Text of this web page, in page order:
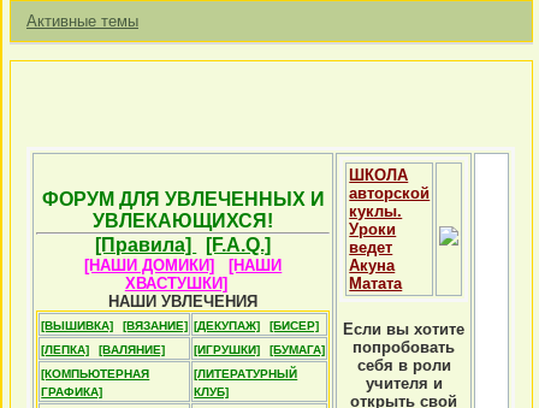
Активные темы
ФОРУМ ДЛЯ УВЛЕЧЕННЫХ И
УВЛЕКАЮЩИХСЯ!
[Правила]
[F.A.Q.]
[НАШИ ДОМИКИ]
[НАШИ
ХВАСТУШКИ]
НАШИ УВЛЕЧЕНИЯ
[ВЫШИВКА] [ВЯЗАНИЕ] [ДЕКУПАЖ]
[БИСЕР]
[ЛЕПКА]
[ВАЛЯНИЕ] [ИГРУШКИ]
[БУМАГА]
[КОМПЬЮТЕРНАЯ
ГРАФИКА]
[ЛИТЕРАТУРНЫЙ
КЛУБ]
ШКОЛА
авторской
куклы.
Уроки
ведет
Акуна
Матата
Если вы хотите
попробовать
себя в роли
учителя и
открыть свой